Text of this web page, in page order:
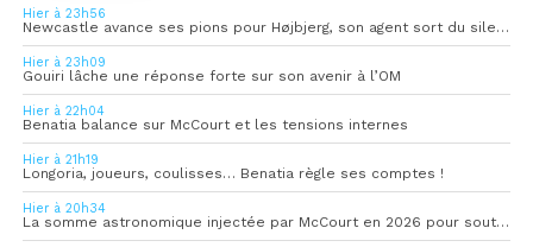
Hier à 23h56
Newcastle avance ses pions pour Højbjerg, son agent sort du silence
Hier à 23h09
Gouiri lâche une réponse forte sur son avenir à l’OM
Hier à 22h04
Benatia balance sur McCourt et les tensions internes
Hier à 21h19
Longoria, joueurs, coulisses… Benatia règle ses comptes !
Hier à 20h34
La somme astronomique injectée par McCourt en 2026 pour soutenir l’OM